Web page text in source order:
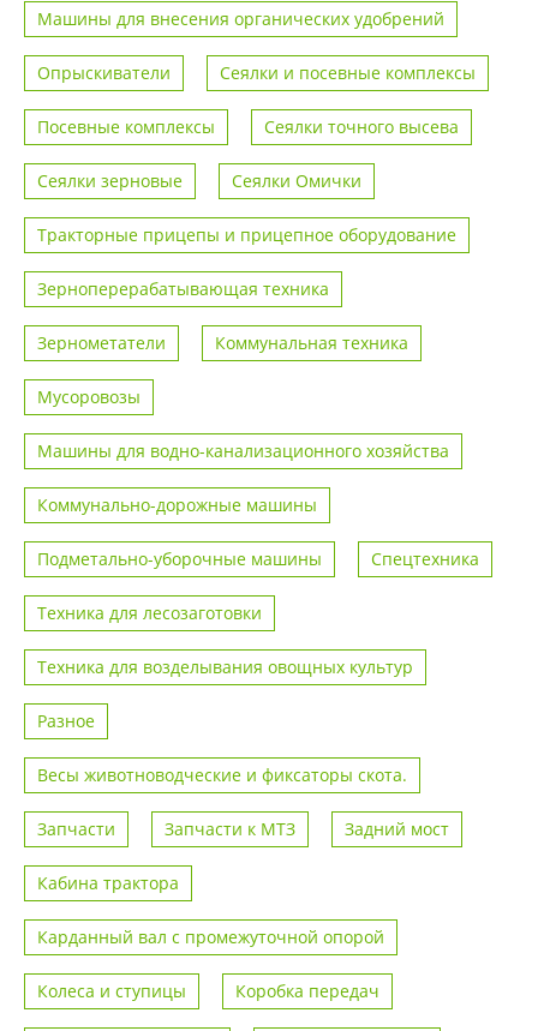
Машины для внесения органических удобрений
Опрыскиватели Сеялки и посевные комплексы
Посевные комплексы Сеялки точного высева
Сеялки зерновые Сеялки Омички
Тракторные прицепы и прицепное оборудование
Зерноперерабатывающая техника
Зернометатели Коммунальная техника
Мусоровозы
Машины для водно-канализационного хозяйства
Коммунально-дорожные машины
Подметально-уборочные машины Спецтехника
Техника для лесозаготовки
Техника для возделывания овощных культур
Разное
Весы животноводческие и фиксаторы скота.
Запчасти Запчасти к МТЗ Задний мост
Кабина трактора
Карданный вал с промежуточной опорой
Колеса и ступицы Коробка передач